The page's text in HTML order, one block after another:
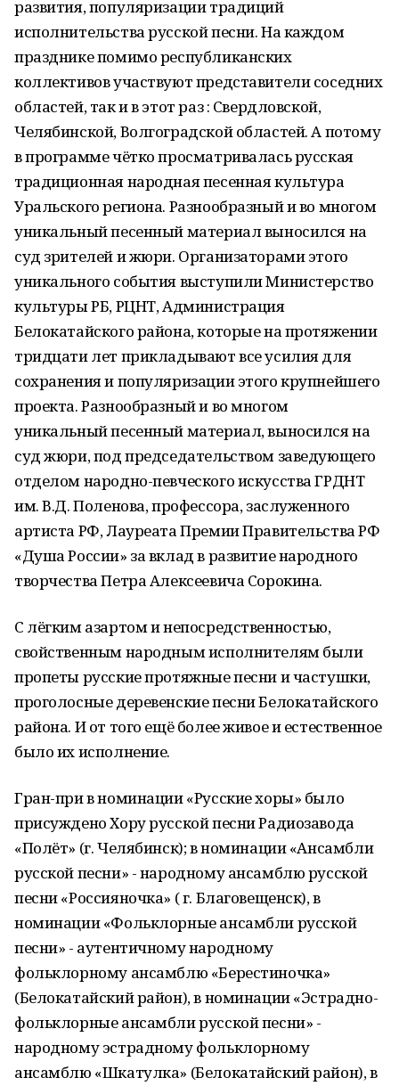
развития, популяризации традиций
исполнительства русской песни. На каждом
празднике помимо республиканских
коллективов участвуют представители соседних
областей, так и в этот раз : Свердловской,
Челябинской, Волгоградской областей. А потому
в программе чётко просматривалась русская
традиционная народная песенная культура
Уральского региона. Разнообразный и во многом
уникальный песенный материал выносился на
суд зрителей и жюри. Организаторами этого
уникального события выступили Министерство
культуры РБ, РЦНТ, Администрация
Белокатайского района, которые на протяжении
тридцати лет прикладывают все усилия для
сохранения и популяризации этого крупнейшего
проекта. Разнообразный и во многом
уникальный песенный материал, выносился на
суд жюри, под председательством заведующего
отделом народно-певческого искусства ГРДНТ
им. В.Д. Поленова, профессора, заслуженного
артиста РФ, Лауреата Премии Правительства РФ
«Душа России» за вклад в развитие народного
творчества Петра Алексеевича Сорокина.
С лёгким азартом и непосредственностью,
свойственным народным исполнителям были
пропеты русские протяжные песни и частушки,
проголосные деревенские песни Белокатайского
района. И от того ещё более живое и естественное
было их исполнение.
Гран-при в номинации «Русские хоры» было
присуждено Хору русской песни Радиозавода
«Полёт» (г. Челябинск); в номинации «Ансамбли
русской песни» - народному ансамблю русской
песни «Россияночка» ( г. Благовещенск), в
номинации «Фольклорные ансамбли русской
песни» - аутентичному народному
фольклорному ансамблю «Берестиночка»
(Белокатайский район), в номинации «Эстрадно-
фольклорные ансамбли русской песни» -
народному эстрадному фольклорному
ансамблю «Шкатулка» (Белокатайский район), в